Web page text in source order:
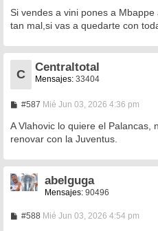
n
a
e
Si vendes a vini pones a
tan mal,si vas a quedarte con
C
Centraltotal
Mensajes: 33404
#587M
n
s
a
e
Mié Jun 03, 2026 4:36 pm
A Vlahovic lo quiere el Palancas,
renovar con la Juventus.
abelguga
Mensajes: 90496
#588MMié Jun 03, 2026 4:54 pm